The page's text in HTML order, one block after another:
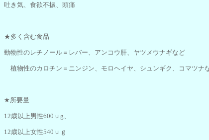
吐き気、食欲不振、頭痛
★多く含む食品
動物性のレチノール＝レバー、アンコウ肝、ヤツメウナギなど
植物性のカロチン＝ニンジン、モロヘイヤ、シュンギク、コマツナ
★所要量
12歳以上男性600ｕg、
12歳以上女性540ｕｇ